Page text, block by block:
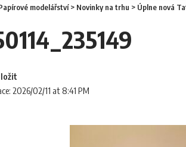
modelářství> Novinky na trhu > Úplne nová
2026/02/11 at 8:41 PM